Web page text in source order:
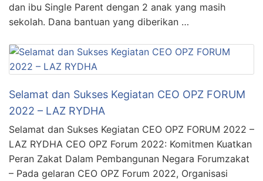
dan ibu Single Parent dengan 2 anak yang masih
sekolah. Dana bantuan yang diberikan …
Selamat dan Sukses Kegiatan CEO OPZ FORUM
2022 – LAZ RYDHA
Selamat dan Sukses Kegiatan CEO OPZ FORUM 2022 –
LAZ RYDHA CEO OPZ Forum 2022: Komitmen Kuatkan
Peran Zakat Dalam Pembangunan Negara Forumzakat
– Pada gelaran CEO OPZ Forum 2022, Organisasi